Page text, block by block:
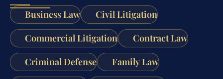
Business Law
Civil Litigation
Commercial Litigation Contract Law
Criminal Defense Family Law